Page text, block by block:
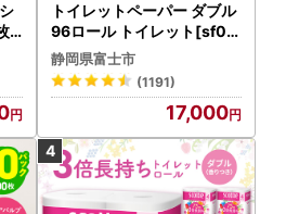
))
トイレットペーパー ダブル
96ロール トイレット[sf00
1-012]
静岡県富士市
(1191)
17,000